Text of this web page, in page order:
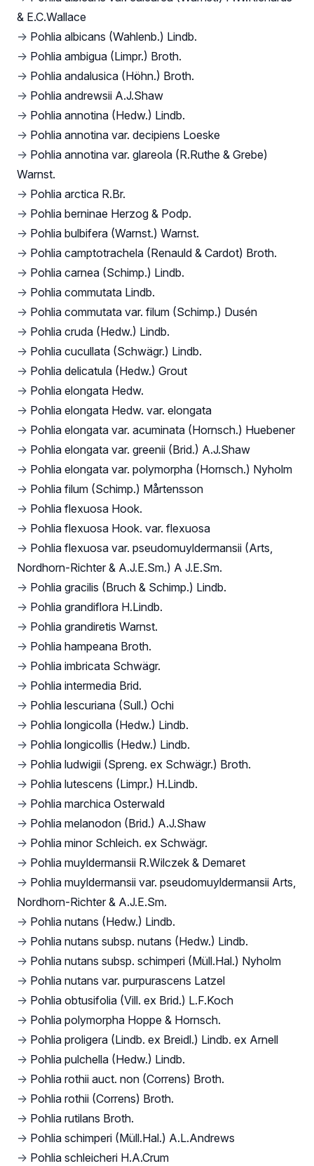
& E.C.Wallace
→ Pohlia albicans (Wahlenb.) Lindb.
→ Pohlia ambigua (Limpr.) Broth.
→ Pohlia andalusica (Höhn.) Broth.
→ Pohlia andrewsii A.J.Shaw
→ Pohlia annotina (Hedw.) Lindb.
→ Pohlia annotina var. decipiens Loeske
→ Pohlia annotina var. glareola (R.Ruthe & Grebe)
Warnst.
→ Pohlia arctica R.Br.
→ Pohlia berninae Herzog & Podp.
→ Pohlia bulbifera (Warnst.) Warnst.
→ Pohlia camptotrachela (Renauld & Cardot) Broth.
→ Pohlia carnea (Schimp.) Lindb.
→ Pohlia commutata Lindb.
→ Pohlia commutata var. filum (Schimp.) Dusén
→ Pohlia cruda (Hedw.) Lindb.
→ Pohlia cucullata (Schwägr.) Lindb.
→ Pohlia delicatula (Hedw.) Grout
→ Pohlia elongata Hedw.
→ Pohlia elongata Hedw. var. elongata
→ Pohlia elongata var. acuminata (Hornsch.) Huebener
→ Pohlia elongata var. greenii (Brid.) A.J.Shaw
→ Pohlia elongata var. polymorpha (Hornsch.) Nyholm
→ Pohlia filum (Schimp.) Mårtensson
→ Pohlia flexuosa Hook.
→ Pohlia flexuosa Hook. var. flexuosa
→ Pohlia flexuosa var. pseudomuyldermansii (Arts,
Nordhorn-Richter & A.J.E.Sm.) A J.E.Sm.
→ Pohlia gracilis (Bruch & Schimp.) Lindb.
→ Pohlia grandiflora H.Lindb.
→ Pohlia grandiretis Warnst.
→ Pohlia hampeana Broth.
→ Pohlia imbricata Schwägr.
→ Pohlia intermedia Brid.
→ Pohlia lescuriana (Sull.) Ochi
→ Pohlia longicolla (Hedw.) Lindb.
→ Pohlia longicollis (Hedw.) Lindb.
→ Pohlia ludwigii (Spreng. ex Schwägr.) Broth.
→ Pohlia lutescens (Limpr.) H.Lindb.
→ Pohlia marchica Osterwald
→ Pohlia melanodon (Brid.) A.J.Shaw
→ Pohlia minor Schleich. ex Schwägr.
→ Pohlia muyldermansii R.Wilczek & Demaret
→ Pohlia muyldermansii var. pseudomuyldermansii Arts,
Nordhorn-Richter & A.J.E.Sm.
→ Pohlia nutans (Hedw.) Lindb.
→ Pohlia nutans subsp. nutans (Hedw.) Lindb.
→ Pohlia nutans subsp. schimperi (Müll.Hal.) Nyholm
→ Pohlia nutans var. purpurascens Latzel
→ Pohlia obtusifolia (Vill. ex Brid.) L.F.Koch
→ Pohlia polymorpha Hoppe & Hornsch.
→ Pohlia proligera (Lindb. ex Breidl.) Lindb. ex Arnell
→ Pohlia pulchella (Hedw.) Lindb.
→ Pohlia rothii auct. non (Correns) Broth.
→ Pohlia rothii (Correns) Broth.
→ Pohlia rutilans Broth.
→ Pohlia schimperi (Müll.Hal.) A.L.Andrews
→ Pohlia schleicheri H.A.Crum